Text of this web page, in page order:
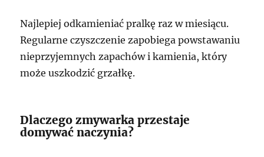
Najlepiej odkamieniać pralkę raz w miesiącu.
Regularne czyszczenie zapobiega powstawaniu
nieprzyjemnych zapachów i kamienia, który
może uszkodzić grzałkę.
Dlaczego zmywarka przestaje
domywać naczynia?